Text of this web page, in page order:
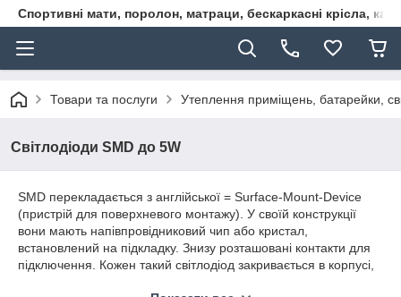
Спортивні мати, поролон, матраци, бескаркасні крісла,
Товари та послуги Утеплення приміщень, батарейки,
Світлодіоди SMD до 5W
SMD перекладається з англійської = Surface-Mount-Device
(пристрій для поверхневого монтажу). У своїй конструкції
вони мають напівпровідниковий чип або кристал,
встановлений на підкладку. Знизу розташовані контакти для
підключення. Кожен такий світлодіод закривається в корпусі,